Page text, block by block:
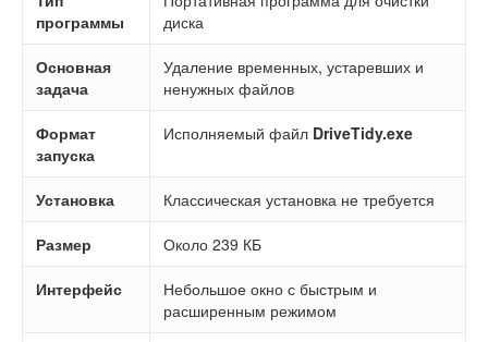
программы
диска
Основная
задача
Удаление временных, устаревших и
ненужных файлов
Формат
запуска
Исполняемый файл DriveTidy.exe
Установка Классическая установка не требуется
Размер Около 239 КБ
Интерфейс
Небольшое окно с быстрым и
расширенным режимом